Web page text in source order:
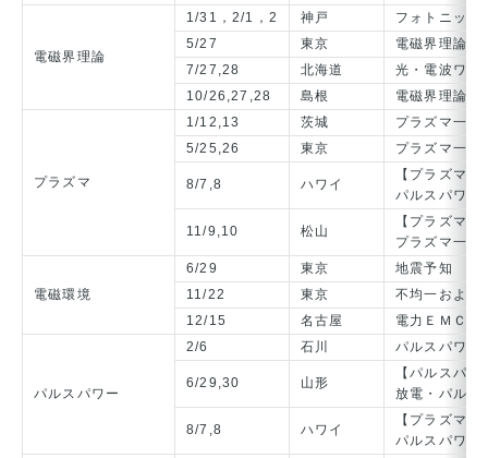
電磁界理論
1/31，2/1，2 神戸
フォトニック
5/27
東京
電磁界理論一
7/27,28
北海道
光・電波ワー
10/26,27,28
島根 電磁界理論一
プラズマ
1/12,13 茨城
プラズマ一般
5/25,26
東京 プラズマ一般
8/7,8 ハワイ
【プラズマ/
パルスパワー
11/9,10 松山
【プラズマ/
プラズマ一般
電磁環境
6/29 東京
地震予知
11/22
東京
不均一および
12/15
名古屋 電力ＥＭＣ/
パルスパワー
2/6 石川 パルスパワー
6/29,30 山形
【パルスパ
放電・パルス
8/7,8 ハワイ
【プラズマ/
パルスパワー